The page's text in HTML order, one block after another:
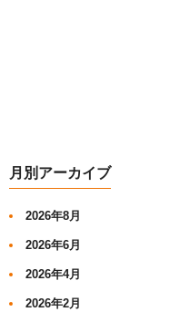
月別アーカイブ
2026年8月
2026年6月
2026年4月
2026年2月